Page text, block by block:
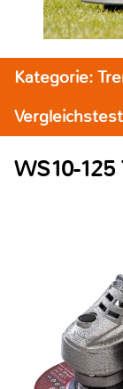
Kategorie:
WS10-